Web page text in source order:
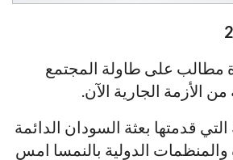
مطالب على طاولة المجتمع
الأزمة الجارية الآن.
قدمتها بعثة السودان الدائمة
والمنظمات الدولية بالنمسا امس